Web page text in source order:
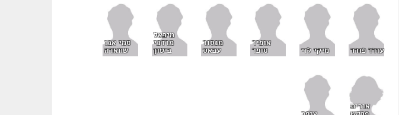
עודד פורר מיקי לוי
אופיר
סופר
מנסור
עבאס
מיכאל
מרדכי
ביטון
סמי אבו
שחאדה
אורית